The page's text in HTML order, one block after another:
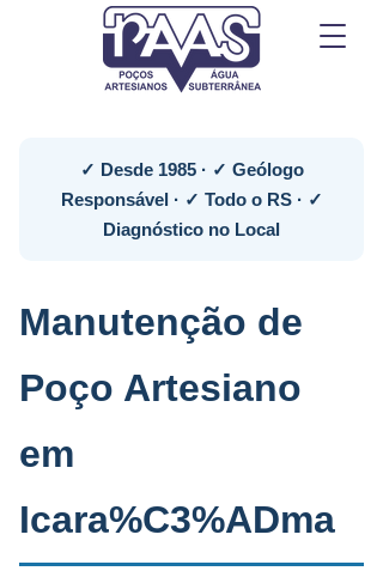
✓ Desde 1985 · ✓ Geólogo
Responsável · ✓ Todo o RS · ✓
Diagnóstico no Local
Manutenção de
Poço Artesiano
em
Icara%C3%ADma